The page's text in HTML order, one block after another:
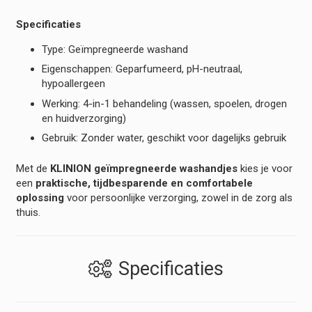
Specificaties
Type: Geïmpregneerde washand
Eigenschappen: Geparfumeerd, pH-neutraal,
hypoallergeen
Werking: 4-in-1 behandeling (wassen, spoelen, drogen
en huidverzorging)
Gebruik: Zonder water, geschikt voor dagelijks gebruik
Met de KLINION geïmpregneerde washandjeskies je voor
een praktische, tijdbesparende en comfortabele
oplossing voor persoonlijke verzorging, zowel in de zorg als
thuis.
Specificaties